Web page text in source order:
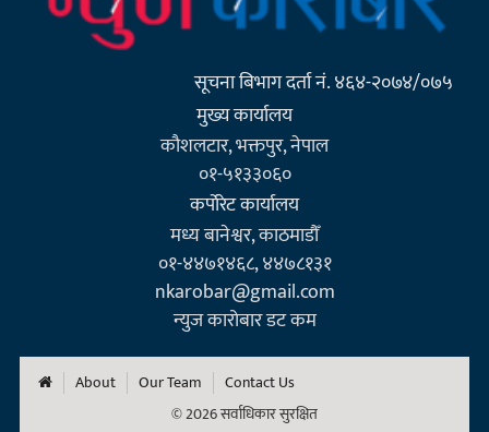
सूचना बिभाग दर्ता नं. ४६४-२०७४/०७५
मुख्य कार्यालय
कौशलटार, भक्तपुर, नेपाल
०१-५१३३०६०
कर्पाेरेट कार्यालय
मध्य बानेश्वर, काठमाडौँ
०१-४४७१४६८, ४४७८१३१
nkarobar@gmail.com
न्युज कारोबार डट कम
About Our Team
Contact Us
© 2026 सर्वाधिकार सुरक्षित